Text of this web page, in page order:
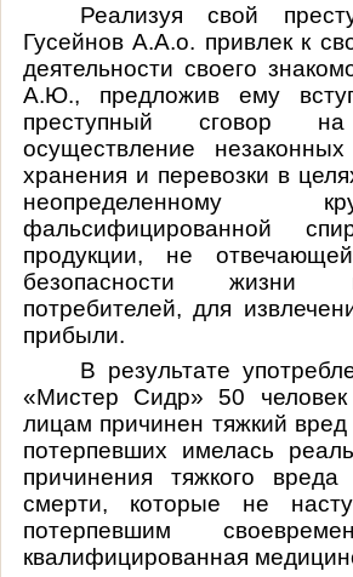
Реализуя свой
Гусейнов А.А.о. привлек к
деятельности своего
А.Ю., предложив ему
преступный сговор
осуществление незаконных
хранения и перевозки в
неопределенному
фальсифицированной
продукции, не
безопасности жизни
потребителей, для
прибыли.
В результате
«Мистер Сидр» 50 человек
лицам причинен тяжкий
потерпевших имелась
причинения тяжкого
смерти, которые не
потерпевшим
квалифицированная